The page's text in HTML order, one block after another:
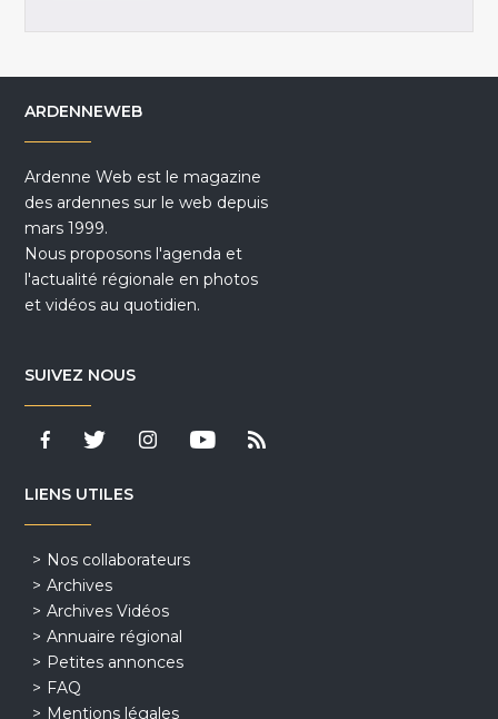
ARDENNEWEB
Ardenne Web est le magazine
des ardennes sur le web depuis
mars 1999.
Nous proposons l'agenda et
l'actualité régionale en photos
et vidéos au quotidien.
SUIVEZ NOUS
LIENS UTILES
Nos collaborateurs
Archives
Archives Vidéos
Annuaire régional
Petites annonces
FAQ
Mentions légales